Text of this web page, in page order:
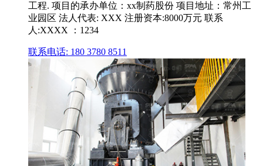
工程. 项目的承办单位：xx制药股份 项目地址：常州工
业园区 法人代表: XXX 注册资本:8000万元 联系
人:XXXX ：1234
联系电话: 180 3780 8511